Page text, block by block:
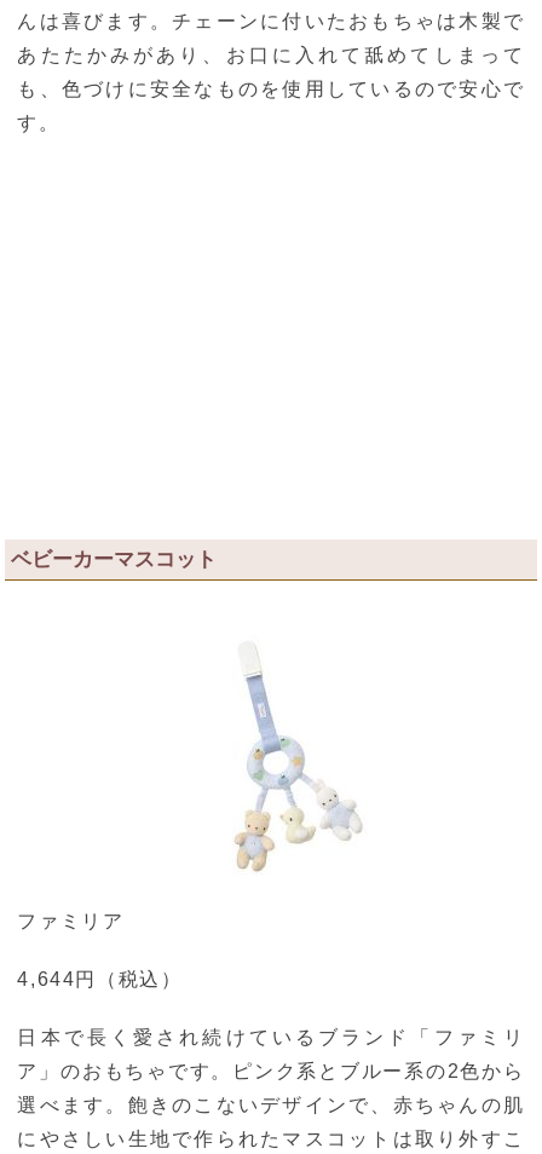
んは喜びます。チェーンに付いたおもちゃは木製で
あたたかみがあり、お口に入れて舐めてしまって
も、色づけに安全なものを使用しているので安心で
す。
ベビーカーマスコット
ファミリア
4,644円（税込）
日本で長く愛され続けているブランド「ファミリ
ア」のおもちゃです。ピンク系とブルー系の2色から
選べます。飽きのこないデザインで、赤ちゃんの肌
にやさしい生地で作られたマスコットは取り外すこ